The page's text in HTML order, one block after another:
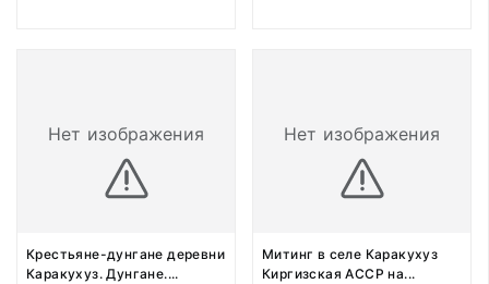
Нет изображения
Крестьяне-дунгане деревни
Каракухуз. Дунгане....
Нет изображения
Митинг в селе Каракухуз
Киргизская АССР на...